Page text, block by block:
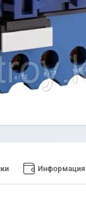
Информация